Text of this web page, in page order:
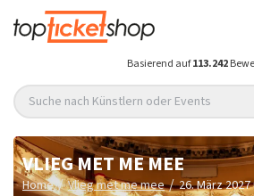
Basierend auf113.242
Suche nach Künstlern oder Events
VLIEG MET ME MEE
Home / Vlieg met me mee / 26. März 2027